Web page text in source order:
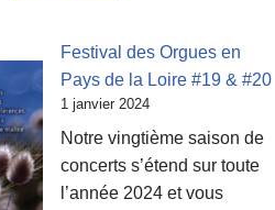
Festival des Orgues en
Pays de la Loire #19 & #20
1 janvier 2024
Notre vingtième saison de
concerts s’étend sur toute
l’année 2024 et vous